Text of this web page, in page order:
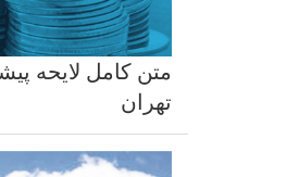
تهران